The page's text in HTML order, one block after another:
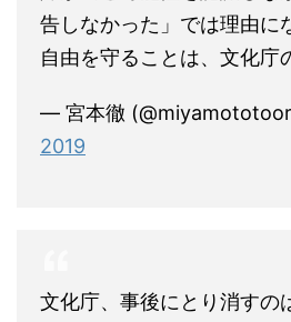
告しなかった」では理由に
自由を守ることは、文化庁
— 宮本徹
2019
文化庁、事後にとり消すの